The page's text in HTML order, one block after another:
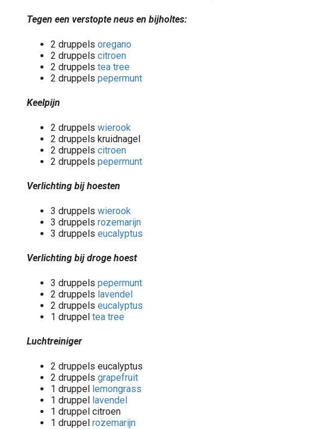
Tegen een verstopte neus en bijholtes:
2 druppels oregano
2 druppels citroen
2 druppels tea tree
2 druppels pepermunt
Keelpijn
2 druppels wierook
2 druppels kruidnagel
2 druppels citroen
2 druppels pepermunt
Verlichting bij hoesten
3 druppels wierook
3 druppels rozemarijn
3 druppels eucalyptus
Verlichting bij droge hoest
3 druppels pepermunt
2 druppels lavendel
2 druppels eucalyptus
1 druppel tea tree
Luchtreiniger
2 druppels eucalyptus
2 druppels grapefruit
1 druppel lemongrass
1 druppel lavendel
1 druppel citroen
1 druppel rozemarijn